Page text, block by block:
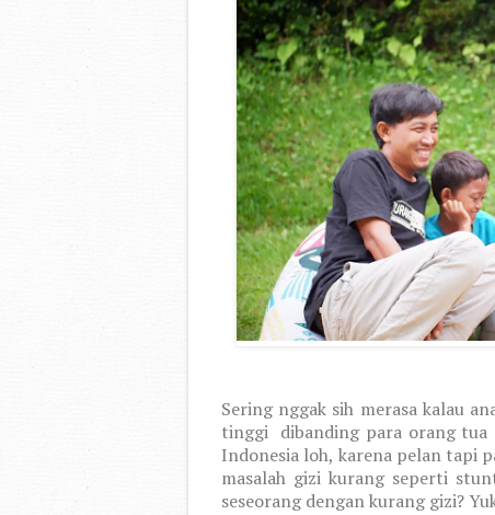
Sering nggak sih merasa kalau
tinggi dibanding para orang
Indonesia loh, karena pelan tapi
masalah gizi kurang seperti
seseorang dengan kurang gizi?